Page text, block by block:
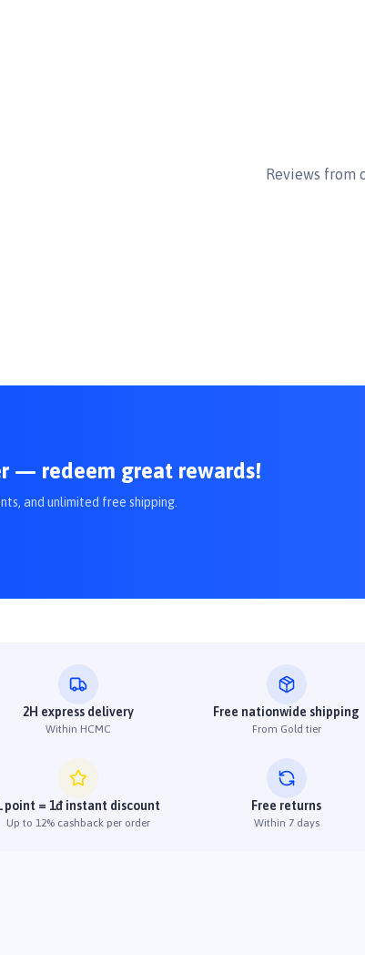
lượng và mức độ hoạt động của chó để duy trì cân nặng lý
#chamsocthucung #Doggyman
Reviews from
— redeem great rewards!
and unlimited free shipping.
2H express delivery
Within HCMC
Free nationwide shipping
From Gold tier
point = 1đ instant discount
Up to 12% cashback per order
Free returns
Within 7 days